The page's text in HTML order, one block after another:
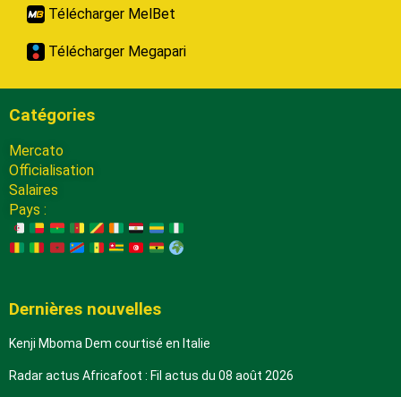
Télécharger MelBet
Télécharger Megapari
Catégories
Mercato
Officialisation
Salaires
Pays :
Dernières nouvelles
Kenji Mboma Dem courtisé en Italie
Radar actus Africafoot : Fil actus du 08 août 2026